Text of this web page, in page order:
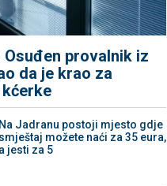
provalnik iz
da je krao za
kćerke
Na Jadranu postoji mjesto gdje
smještaj možete naći za 35 eura,
a jesti za 5